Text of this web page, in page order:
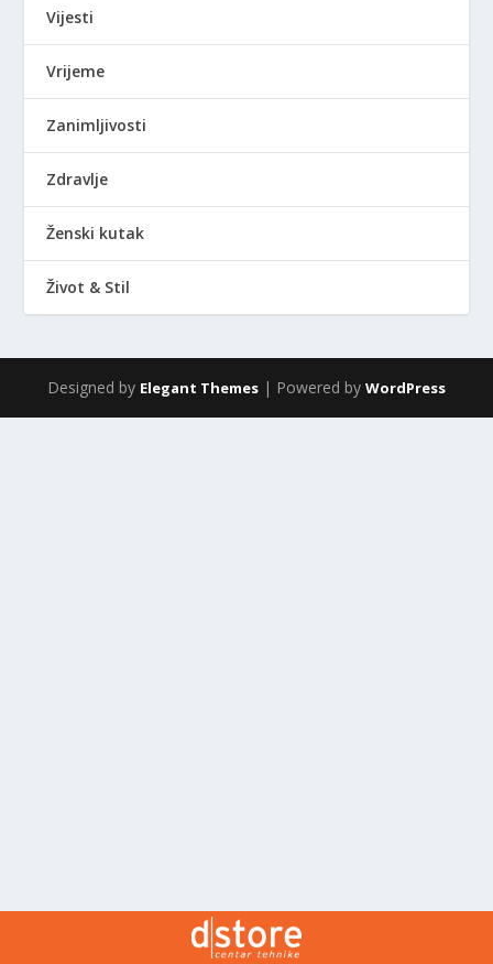
Vijesti
Vrijeme
Zanimljivosti
Zdravlje
Ženski kutak
Život & Stil
Designed by Elegant Themes | Powered by WordPress